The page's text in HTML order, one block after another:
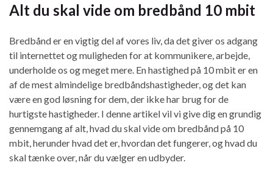
Alt du skal vide om bredbånd 10 mbit
Bredbånd er en vigtig del af vores liv, da det giver os adgang
til internettet og muligheden for at kommunikere, arbejde,
underholde os og meget mere. En hastighed på 10 mbit er en
af de mest almindelige bredbåndshastigheder, og det kan
være en god løsning for dem, der ikke har brug for de
hurtigste hastigheder. I denne artikel vil vi give dig en grundig
gennemgang af alt, hvad du skal vide om bredbånd på 10
mbit, herunder hvad det er, hvordan det fungerer, og hvad du
skal tænke over, når du vælger en udbyder.